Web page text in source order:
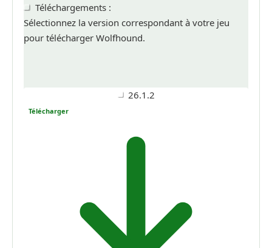
Téléchargements :
Sélectionnez la version correspondant à votre jeu
pour télécharger Wolfhound.
26.1.2
Télécharger